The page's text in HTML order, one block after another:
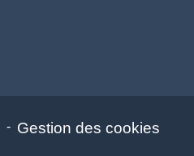
- Gestion des cookies